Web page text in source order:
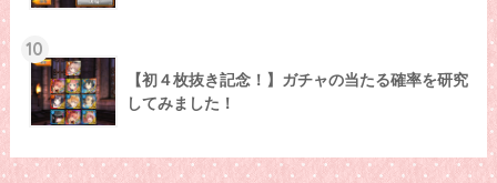
10
【初４枚抜き記念！】ガチャの当たる確率を研究
してみました！